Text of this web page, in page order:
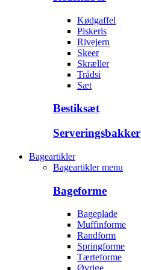
Kødgaffel
Piskeris
Rivejern
Skeer
Skræller
Trådsi
Sæt
Bestiksæt
Serveringsbakker
Bageartikler
Bageartikler menu
Bageforme
Bageplade
Muffinforme
Randform
Springforme
Tærteforme